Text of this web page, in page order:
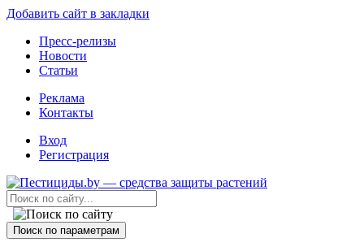
Добавить сайт в закладки
Пресс-релизы
Новости
Статьи
Реклама
Контакты
Вход
Регистрация
Поиск по параметрам